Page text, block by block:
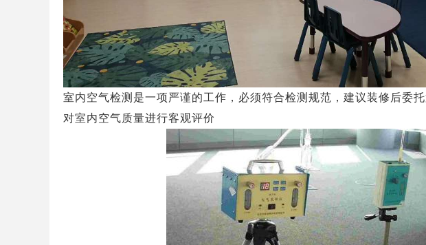
室内空气检测是一项严谨的工作，必须符合检测规范，建议装修后委
对室内空气质量进行客观评价